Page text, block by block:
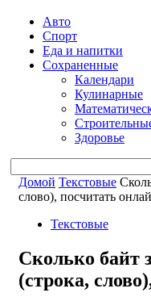
Авто
Спорт
Еда и напитки
Сохраненные
Календари
Кулинарные
Здоровье
Домой Текстовые
слово), посчитать
Текстовые
Сколько байт
(строка,